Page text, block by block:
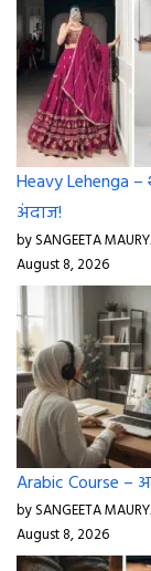
Heavy Lehenga
अंदाज!
by SANGEETA
August 8, 2026
Arabic Course –
by SANGEETA
August 8, 2026